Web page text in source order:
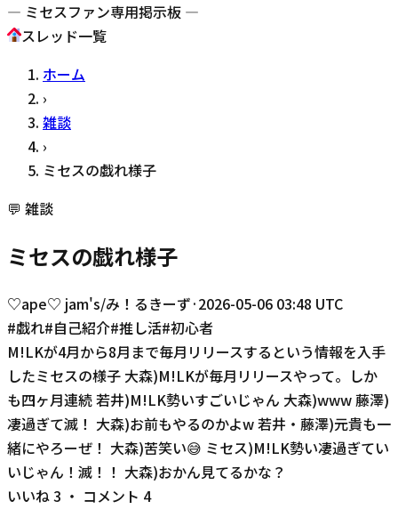
— ミセスファン専用掲示板 —
スレッド一覧
ホーム
›
雑談
›
ミセスの戯れ様子
💬 雑談
ミセスの戯れ様子
♡ape♡ jam's/み！るきーず·2026-05-06 03:48 UTC
#戯れ#自己紹介#推し活#初心者
M!LKが4月から8月まで毎月リリースするという情報を入手
したミセスの様子 大森)M!LKが毎月リリースやって。しか
も四ヶ月連続 若井)M!LK勢いすごいじゃん 大森)www 藤澤)
凄過ぎて滅！ 大森)お前もやるのかよw 若井・藤澤)元貴も一
緒にやろーぜ！ 大森)苦笑い😅 ミセス)M!LK勢い凄過ぎてい
いじゃん！滅！！ 大森)おかん見てるかな？
いいね3 ・ コメント 4